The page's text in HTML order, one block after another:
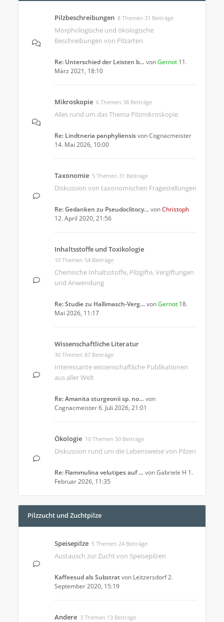
Pilzbeschreibungen 8 Themen 31 Beiträge
Morphologische und ökologische
Beschreibungen von Pilzarten
Re: Unterschied der Leisten b… vonGernot 11.
März 2021, 18:10
Mikroskopie 6 Themen 38 Beiträge
Alles rund um das Thema Pilzmikroskopie
Re: Lindtneria panphyliensisvonCognacmeister
14. Mai 2026, 10:00
Taxonomie 5 Themen 31 Beiträge
Diskussion von taxonomischen Fragestellungen
Re: Gedanken zu Pseudoclitocy… vonChristoph
12. April 2020, 21:56
Inhaltsstoffe und Toxikologie
10 Themen 54 Beiträge
Chemische Inhaltsstoffe, Pilzgifte, Vergiftungen
und Anwendung
Re: Studie zu Hallimasch-Verg… vonGernot 18.
Mai 2026, 11:17
Wissenschaftliche Literatur
30 Themen 87 Beiträge
Interessante wissenschaftliche Publikationen
aus aller Welt
Re: Amanita sturgeonii sp. no… von
Cognacmeister6. Juli 2026, 21:01
Ökologie 10 Themen 50 Beiträge
Diskussion rund um die Lebensweise von Pilzen
Re: Flammulina velutipes auf … vonGabriele H 1.
Februar 2026, 11:35
Pilzzucht und Zuchtpilze
Speisepilze 5 Themen 24 Beiträge
Austausch zur Zucht von Speisepilzen
Kaffeesud als Substratvon Leitzersdorf2.
September 2020, 15:19
Andere 3 Themen 13 Beiträge